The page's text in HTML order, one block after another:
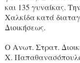
και 135 γυναίκας.
Χαλκίδα κατά
Διοικήσεως.
Ο Ανωτ. Στρατ.
Χ.